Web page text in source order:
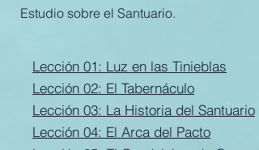
Estudio sobre el Santuario.
Lección 01: Luz en las Tinieblas
Lección 02: El Tabernáculo
Lección 03: La Historia del Santuario
Lección 04: El Arca del Pacto